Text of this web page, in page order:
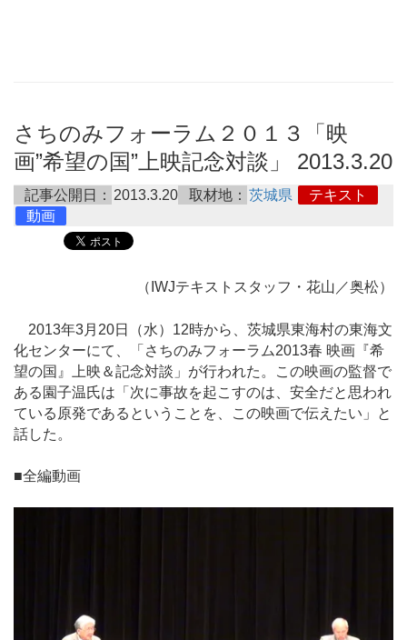
さちのみフォーラム２０１３「映
画”希望の国”上映記念対談」 2013.3.20
記事公開日： 2013.3.20 取材地： 茨城県
テキスト
動画
（IWJテキストスタッフ・花山／奥松）
2013年3月20日（水）12時から、茨城県東海村の東海文
化センターにて、「さちのみフォーラム2013春 映画『希
望の国』上映＆記念対談」が行われた。この映画の監督で
ある園子温氏は「次に事故を起こすのは、安全だと思われ
ている原発であるということを、この映画で伝えたい」と
話した。
■全編動画